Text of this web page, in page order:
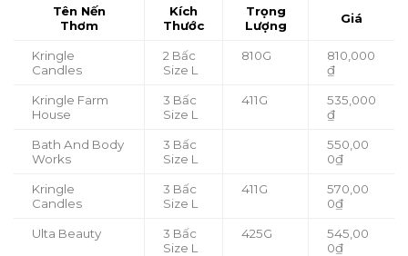
Tên Nến
Thơm
Kích
Thước
Trọng
Lượng
Giá
Kringle
Candles
2 Bấc
Size L
810G
810,000
₫
Kringle Farm
House
3 Bấc
Size L
411G
535,000
₫
Bath And Body
Works
3 Bấc
Size L
550,00
0₫
Kringle
Candles
3 Bấc
Size L
411G
570,00
0₫
Ulta Beauty
3 Bấc
Size L
425G
545,00
0₫